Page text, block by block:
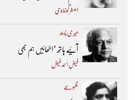
اصغر گونڈوی
میری پسند
آئیے ہاتھ ’اٹھائیں ہم بھی
فیض احمد فیض
مجموعے